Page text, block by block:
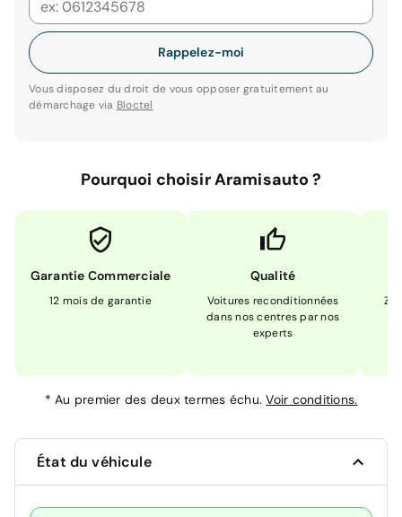
Rappelez-moi
Vous disposez du droit de vous opposer gratuitement au
démarchage via Bloctel
Pourquoi choisir Aramisauto ?
Garantie Commerciale
12 mois de garantie
Qualité
Voitures reconditionnées
dans nos centres par nos
experts
*Au premier des deux termes échu.Voir conditions.
État du véhicule